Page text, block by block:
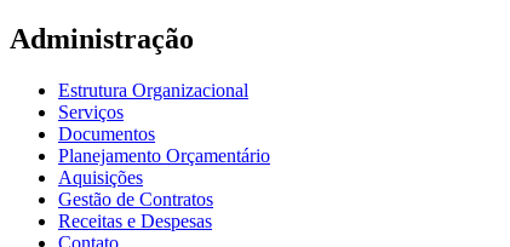
Administração
Estrutura Organizacional
Serviços
Documentos
Planejamento Orçamentário
Aquisições
Gestão de Contratos
Receitas e Despesas